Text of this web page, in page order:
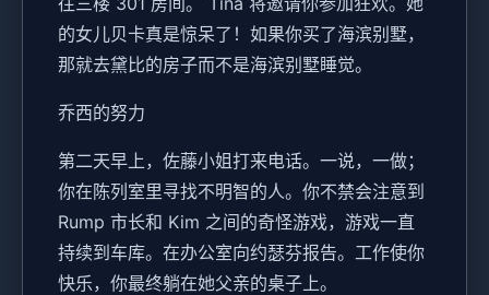
的女儿贝卡真是惊呆了！如果你买了海滨别墅，
那就去黛比的房子而不是海滨别墅睡觉。
乔西的努力
第二天早上，佐藤小姐打来电话。一说，一做；
你在陈列室里寻找不明智的人。你不禁会注意到
Rump 市长和 Kim 之间的奇怪游戏，游戏一直
持续到车库。在办公室向约瑟芬报告。工作使你
快乐，你最终躺在她父亲的桌子上。